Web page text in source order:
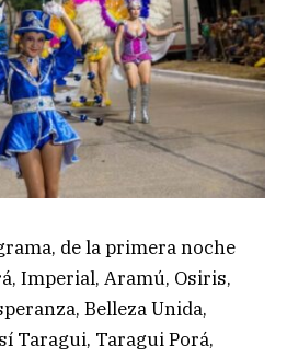
de la primera noche
Imperial, Aramú, Osiris,
Belleza Unida,
Taragui, Taragui Porá,